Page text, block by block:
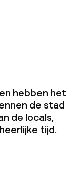
hebben het
de stad
de locals,
tijd.